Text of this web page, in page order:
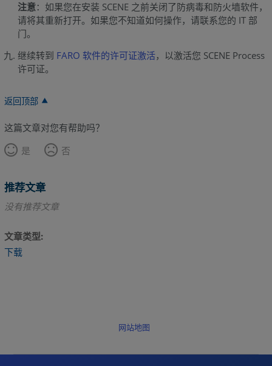
注意：如果您在安装 SCENE 之前关闭了防病毒和防火墙软件，
请将其重新打开。如果您不知道如何操作，请联系您的 IT 部
门。
继续转到 FARO 软件的许可证激活，以激活您 SCENE Process
许可证。
返回顶部
这篇文章对您有帮助吗？
是
否
推荐文章
没有推荐文章
文章类型
下载
网站地图